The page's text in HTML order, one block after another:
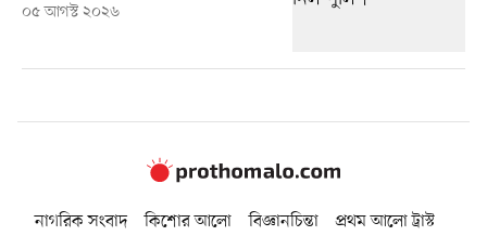
০৫ আগস্ট ২০২৬
নাগরিক সংবাদ কিশোর আলো বিজ্ঞানচিন্তা
প্রথম আলো ট্রাস্ট